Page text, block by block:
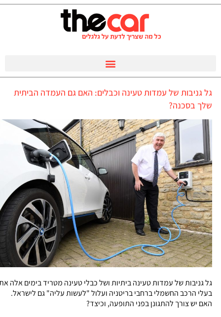
גל גניבות של עמדות טעינה וכבלים: האם גם העמדה הביתית
שלך בסכנה?
גל גניבות של עמדות טעינה ביתיות ושל כבלי טעינה מטריד בימים אלה את
בעלי הרכב החשמלי ברחבי בריטניה ועלול "לעשות עליה" גם לישראל.
האם יש צורך להתגונן בפני התופעה, וכיצד?